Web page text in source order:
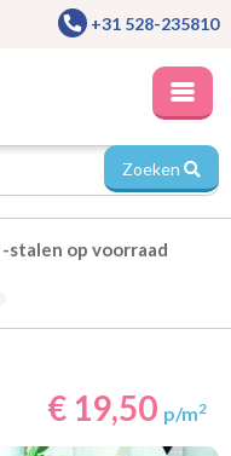
+31 528-235810
Zoeken
leverbaar
€ 19,50 p/m2